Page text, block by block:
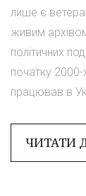
лише є
живим
політичних
початку 2000-
працював в
ЧИТАТИ